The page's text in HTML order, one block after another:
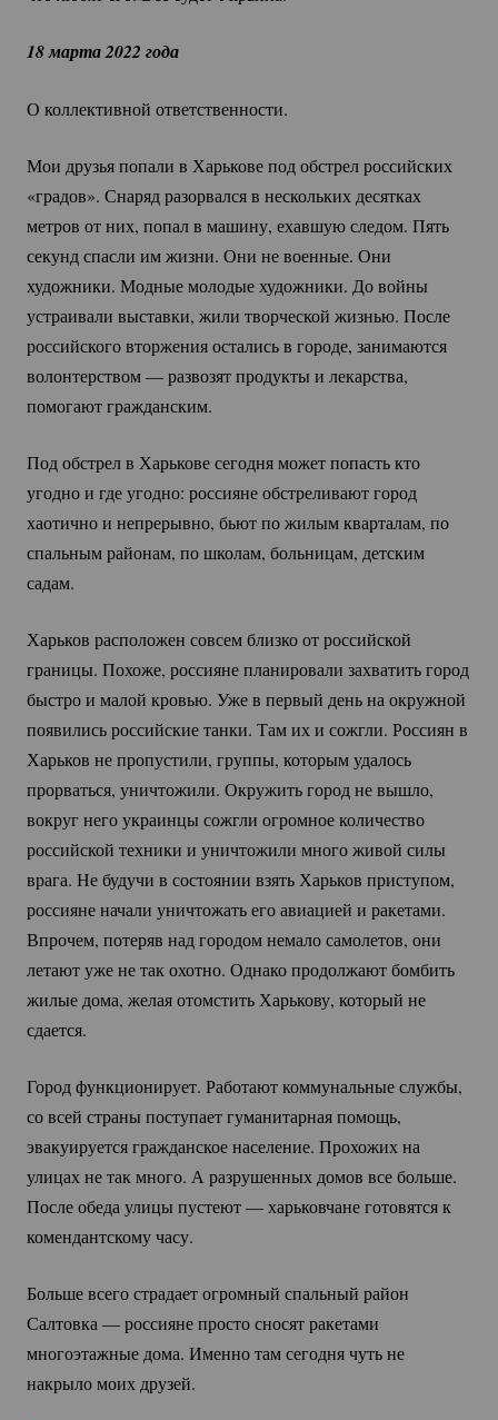
18 марта 2022 года
О коллективной ответственности.
Мои друзья попали в Харькове под обстрел российских
«градов». Снаряд разорвался в нескольких десятках
метров от них, попал в машину, ехавшую следом. Пять
секунд спасли им жизни. Они не военные. Они
художники. Модные молодые художники. До войны
устраивали выставки, жили творческой жизнью. После
российского вторжения остались в городе, занимаются
волонтерством — развозят продукты и лекарства,
помогают гражданским.
Под обстрел в Харькове сегодня может попасть кто
угодно и где угодно: россияне обстреливают город
хаотично и непрерывно, бьют по жилым кварталам, по
спальным районам, по школам, больницам, детским
садам.
Харьков расположен совсем близко от российской
границы. Похоже, россияне планировали захватить город
быстро и малой кровью. Уже в первый день на окружной
появились российские танки. Там их и сожгли. Россиян в
Харьков не пропустили, группы, которым удалось
прорваться, уничтожили. Окружить город не вышло,
вокруг него украинцы сожгли огромное количество
российской техники и уничтожили много живой силы
врага. Не будучи в состоянии взять Харьков приступом,
россияне начали уничтожать его авиацией и ракетами.
Впрочем, потеряв над городом немало самолетов, они
летают уже не так охотно. Однако продолжают бомбить
жилые дома, желая отомстить Харькову, который не
сдается.
Город функционирует. Работают коммунальные службы,
со всей страны поступает гуманитарная помощь,
эвакуируется гражданское население. Прохожих на
улицах не так много. А разрушенных домов все больше.
После обеда улицы пустеют — харьковчане готовятся к
комендантскому часу.
Больше всего страдает огромный спальный район
Салтовка — россияне просто сносят ракетами
многоэтажные дома. Именно там сегодня чуть не
накрыло моих друзей.